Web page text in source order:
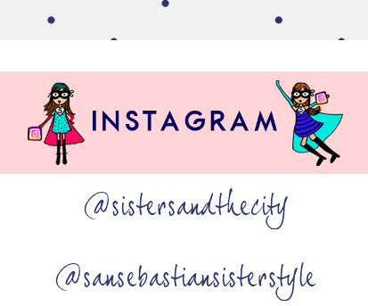
@sistersandthecity
@sansebastiansisterstyle